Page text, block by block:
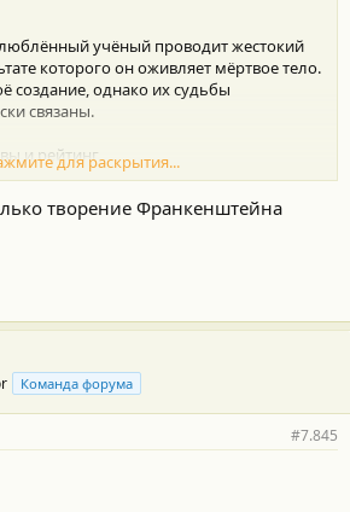
учёный проводит жестокий
которого он оживляет мёртвое тело.
создание, однако их судьбы
связаны.
и рейтинг
для раскрытия...
творение Франкенштейна
Команда форума
#7.845